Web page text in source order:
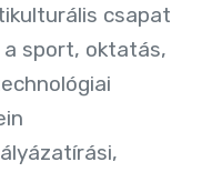
csapat
sport, oktatás,